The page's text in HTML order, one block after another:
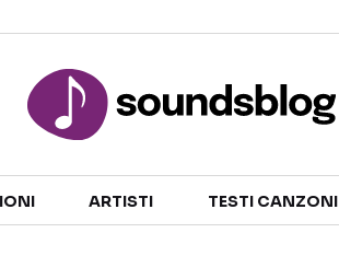
ARTISTI TESTI CANZONI